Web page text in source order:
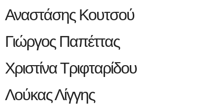
Αναστάσης Κουτσού
Γιώργος Παπέττας
Χριστίνα Τριφταρίδου
Λούκας Λίγγης